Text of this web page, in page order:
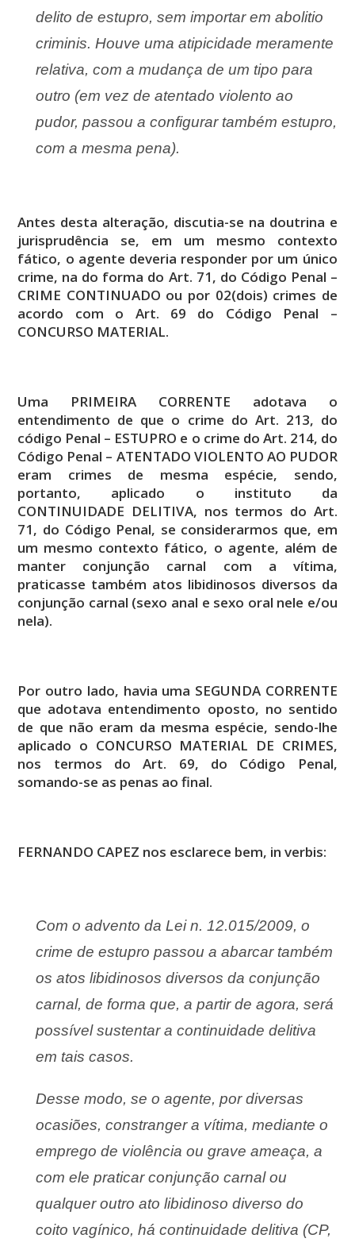
delito de estupro, sem importar em abolitio
criminis. Houve uma atipicidade meramente
relativa, com a mudança de um tipo para
outro (em vez de atentado violento ao
pudor, passou a configurar também estupro,
com a mesma pena).
Antes desta alteração, discutia-se na doutrina e
jurisprudência se, em um mesmo contexto
fático, o agente deveria responder por um único
crime, na do forma do Art. 71, do Código Penal –
CRIME CONTINUADO ou por 02(dois) crimes de
acordo com o Art. 69 do Código Penal –
CONCURSO MATERIAL.
Uma PRIMEIRA CORRENTE adotava o
entendimento de que o crime do Art. 213, do
código Penal – ESTUPRO e o crime do Art. 214, do
Código Penal – ATENTADO VIOLENTO AO PUDOR
eram crimes de mesma espécie, sendo,
portanto, aplicado o instituto da
CONTINUIDADE DELITIVA, nos termos do Art.
71, do Código Penal, se considerarmos que, em
um mesmo contexto fático, o agente, além de
manter conjunção carnal com a vítima,
praticasse também atos libidinosos diversos da
conjunção carnal (sexo anal e sexo oral nele e/ou
nela).
Por outro lado, havia uma SEGUNDA CORRENTE
que adotava entendimento oposto, no sentido
de que não eram da mesma espécie, sendo-lhe
aplicado o CONCURSO MATERIAL DE CRIMES,
nos termos do Art. 69, do Código Penal,
somando-se as penas ao final.
FERNANDO CAPEZ nos esclarece bem, in verbis:
Com o advento da Lei n. 12.015/2009, o
crime de estupro passou a abarcar também
os atos libidinosos diversos da conjunção
carnal, de forma que, a partir de agora, será
possível sustentar a continuidade delitiva
em tais casos.
Desse modo, se o agente, por diversas
ocasiões, constranger a vítima, mediante o
emprego de violência ou grave ameaça, a
com ele praticar conjunção carnal ou
qualquer outro ato libidinoso diverso do
coito vagínico, há continuidade delitiva (CP,